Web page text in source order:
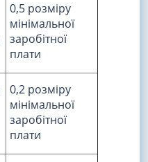
0,5 розміру
мінімальної
заробітної
плати
0,2 розміру
мінімальної
заробітної
плати